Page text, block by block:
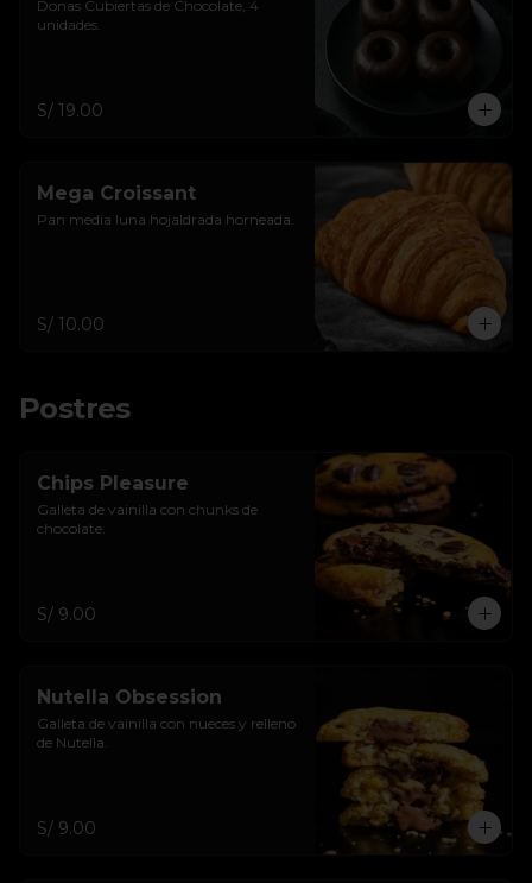
Donas Cubiertas de Chocolate, 4
unidades.
S/ 19.00
Mega Croissant
Pan media luna hojaldrada horneada.
S/ 10.00
Postres
Chips Pleasure
Galleta de vainilla con chunks de
chocolate.
S/ 9.00
Nutella Obsession
Galleta de vainilla con nueces y relleno
de Nutella.
S/ 9.00